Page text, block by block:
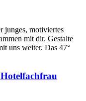
junges, motiviertes
mit dir. Gestalte
uns weiter. Das 47°